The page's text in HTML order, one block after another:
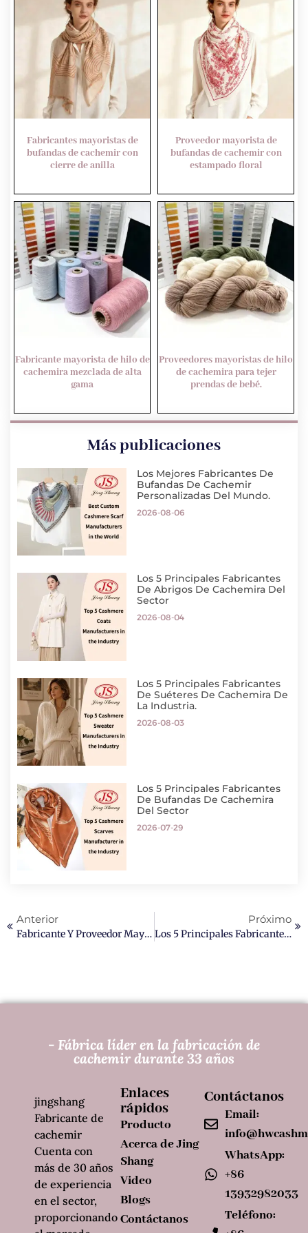
Fabricantes mayoristas de
bufandas de cachemir con
cierre de anilla
Proveedor mayorista de
bufandas de cachemir con
estampado floral
Fabricante mayorista de hilo de
cachemira mezclada de alta
gama
Proveedores mayoristas de hilo
de cachemira para tejer
prendas de bebé.
Más publicaciones
Los Mejores Fabricantes De
Bufandas De Cachemir
Personalizadas Del Mundo.
2026-08-06
Los 5 Principales Fabricantes
De Abrigos De Cachemira Del
Sector
2026-08-04
Los 5 Principales Fabricantes
De Suéteres De Cachemira De
La Industria.
2026-08-03
Los 5 Principales Fabricantes
De Bufandas De Cachemira
Del Sector
2026-07-29
Anterior
Fabricante Y Proveedor Mayorista Líder De Hilo De Cachemira
Próximo
Los 5 Principales Fabricantes De Abrigos De Cachemir A Medida En China.
- Fábrica líder en la fabricación de
cachemir durante 33 años
Enlaces
rápidos
Producto
Acerca de Jing
Shang
Video
Blogs
Contáctanos
Contáctanos
Email:
WhatsApp:
+86
13932982033
Teléfono:
jingshang
Fabricante de
cachemir
Cuenta con
más de 30 años
de experiencia
en el sector,
proporcionando